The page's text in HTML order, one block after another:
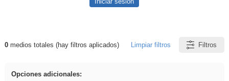
Resultados de: dividir
0medios totales (hay filtros aplicados) Limpiar filtros Filtros
Opciones adicionales: